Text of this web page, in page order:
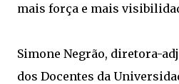
mais força e mais
Simone Negrão, diretora-
dos Docentes da